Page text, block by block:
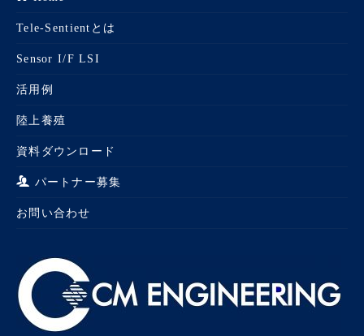
Tele-Sentientとは
Sensor I/F LSI
活用例
陸上養殖
資料ダウンロード
パートナー募集
お問い合わせ